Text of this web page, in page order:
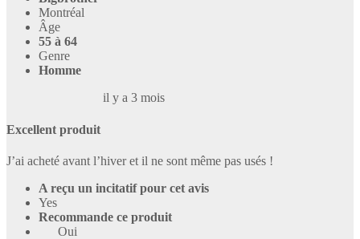
Montréal
Âge
55 à 64
Genre
Homme
il y a 3 mois
Excellent produit
J’ai acheté avant l’hiver et il ne sont même pas usés !
A reçu un incitatif pour cet avis
Yes
Recommande ce produit
Oui